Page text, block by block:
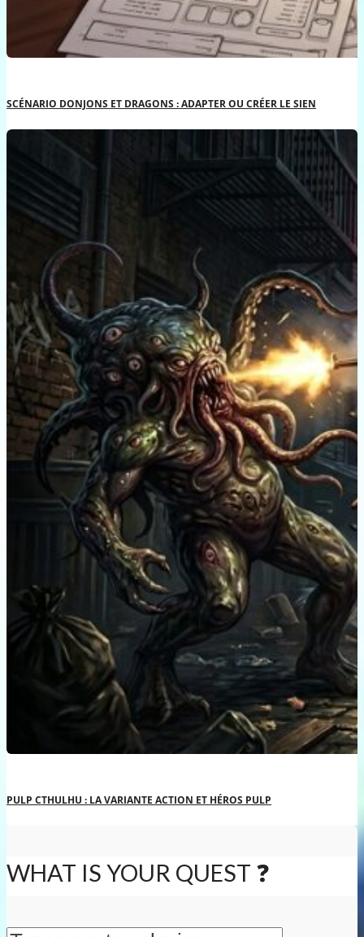
SCÉNARIO DONJONS ET DRAGONS : ADAPTER OU CRÉER LE SIEN
PULP CTHULHU : LA VARIANTE ACTION ET HÉROS PULP
WHAT IS YOUR QUEST ❓